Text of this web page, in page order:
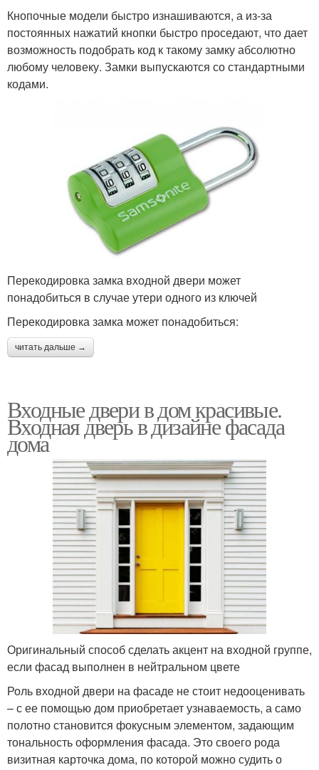
Кнопочные модели быстро изнашиваются, а из-за
постоянных нажатий кнопки быстро проседают, что дает
возможность подобрать код к такому замку абсолютно
любому человеку. Замки выпускаются со стандартными
кодами.
Перекодировка замка входной двери может
понадобиться в случае утери одного из ключей
Перекодировка замка может понадобиться:
читать дальше →
Входные двери в дом красивые.
Входная дверь в дизайне фасада
дома
Оригинальный способ сделать акцент на входной группе,
если фасад выполнен в нейтральном цвете
Роль входной двери на фасаде не стоит недооценивать
– с ее помощью дом приобретает узнаваемость, а само
полотно становится фокусным элементом, задающим
тональность оформления фасада. Это своего рода
визитная карточка дома, по которой можно судить о